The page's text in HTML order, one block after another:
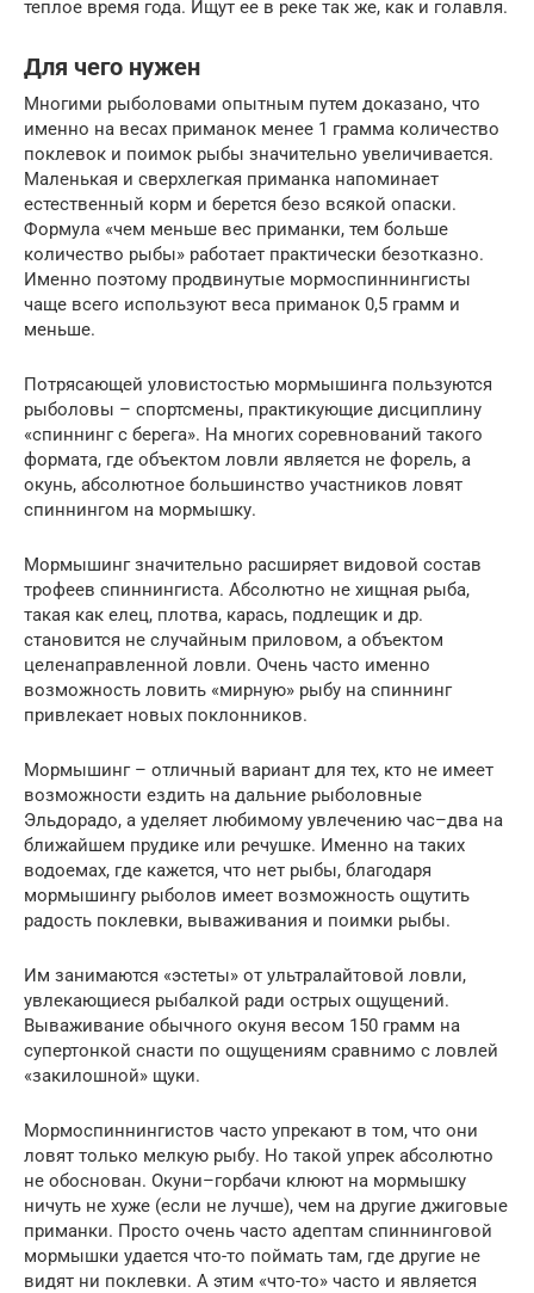
теплое время года. Ищут ее в реке так же, как и голавля.
Для чего нужен
Многими рыболовами опытным путем доказано, что
именно на весах приманок менее 1 грамма количество
поклевок и поимок рыбы значительно увеличивается.
Маленькая и сверхлегкая приманка напоминает
естественный корм и берется безо всякой опаски.
Формула «чем меньше вес приманки, тем больше
количество рыбы» работает практически безотказно.
Именно поэтому продвинутые мормоспиннингисты
чаще всего используют веса приманок 0,5 грамм и
меньше.
Потрясающей уловистостью мормышинга пользуются
рыболовы – спортсмены, практикующие дисциплину
«спиннинг с берега». На многих соревнований такого
формата, где объектом ловли является не форель, а
окунь, абсолютное большинство участников ловят
спиннингом на мормышку.
Мормышинг значительно расширяет видовой состав
трофеев спиннингиста. Абсолютно не хищная рыба,
такая как елец, плотва, карась, подлещик и др.
становится не случайным приловом, а объектом
целенаправленной ловли. Очень часто именно
возможность ловить «мирную» рыбу на спиннинг
привлекает новых поклонников.
Мормышинг – отличный вариант для тех, кто не имеет
возможности ездить на дальние рыболовные
Эльдорадо, а уделяет любимому увлечению час–два на
ближайшем прудике или речушке. Именно на таких
водоемах, где кажется, что нет рыбы, благодаря
мормышингу рыболов имеет возможность ощутить
радость поклевки, вываживания и поимки рыбы.
Им занимаются «эстеты» от ультралайтовой ловли,
увлекающиеся рыбалкой ради острых ощущений.
Вываживание обычного окуня весом 150 грамм на
супертонкой снасти по ощущениям сравнимо с ловлей
«закилошной» щуки.
Мормоспиннингистов часто упрекают в том, что они
ловят только мелкую рыбу. Но такой упрек абсолютно
не обоснован. Окуни–горбачи клюют на мормышку
ничуть не хуже (если не лучше), чем на другие джиговые
приманки. Просто очень часто адептам спиннинговой
мормышки удается что-то поймать там, где другие не
видят ни поклевки. А этим «что-то» часто и является